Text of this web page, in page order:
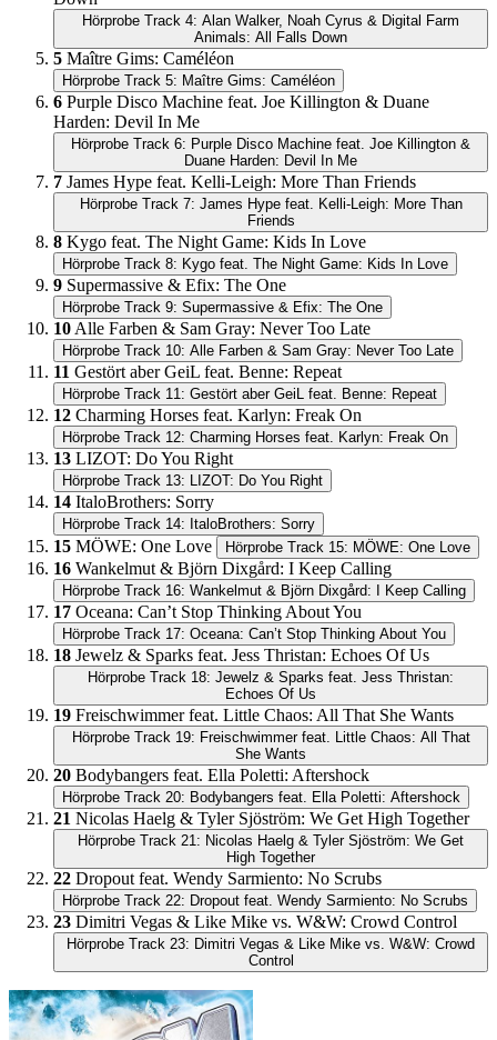
Hörprobe Track 4: Alan Walker, Noah Cyrus & Digital Farm
Animals: All Falls Down
5 Maître Gims: Caméléon
Hörprobe Track 5: Maître Gims: Caméléon
6 Purple Disco Machine feat. Joe Killington & Duane
Harden: Devil In Me
Hörprobe Track 6: Purple Disco Machine feat. Joe Killington &
Duane Harden: Devil In Me
7 James Hype feat. Kelli-Leigh: More Than Friends
Hörprobe Track 7: James Hype feat. Kelli-Leigh: More Than
Friends
8 Kygo feat. The Night Game: Kids In Love
Hörprobe Track 8: Kygo feat. The Night Game: Kids In Love
9 Supermassive & Efix: The One
Hörprobe Track 9: Supermassive & Efix: The One
10 Alle Farben & Sam Gray: Never Too Late
Hörprobe Track 10: Alle Farben & Sam Gray: Never Too Late
11 Gestört aber GeiL feat. Benne: Repeat
Hörprobe Track 11: Gestört aber GeiL feat. Benne: Repeat
12 Charming Horses feat. Karlyn: Freak On
Hörprobe Track 12: Charming Horses feat. Karlyn: Freak On
13 LIZOT: Do You Right
Hörprobe Track 13: LIZOT: Do You Right
14 ItaloBrothers: Sorry
Hörprobe Track 14: ItaloBrothers: Sorry
15 MÖWE: One Love Hörprobe Track 15: MÖWE: One Love
16 Wankelmut & Björn Dixgård: I Keep Calling
Hörprobe Track 16: Wankelmut & Björn Dixgård: I Keep Calling
17 Oceana: Can’t Stop Thinking About You
Hörprobe Track 17: Oceana: Can’t Stop Thinking About You
18 Jewelz & Sparks feat. Jess Thristan: Echoes Of Us
Hörprobe Track 18: Jewelz & Sparks feat. Jess Thristan:
Echoes Of Us
19 Freischwimmer feat. Little Chaos: All That She Wants
Hörprobe Track 19: Freischwimmer feat. Little Chaos: All That
She Wants
20 Bodybangers feat. Ella Poletti: Aftershock
Hörprobe Track 20: Bodybangers feat. Ella Poletti: Aftershock
21 Nicolas Haelg & Tyler Sjöström: We Get High Together
Hörprobe Track 21: Nicolas Haelg & Tyler Sjöström: We Get
High Together
22 Dropout feat. Wendy Sarmiento: No Scrubs
Hörprobe Track 22: Dropout feat. Wendy Sarmiento: No Scrubs
23 Dimitri Vegas & Like Mike vs. W&W: Crowd Control
Hörprobe Track 23: Dimitri Vegas & Like Mike vs. W&W: Crowd
Control